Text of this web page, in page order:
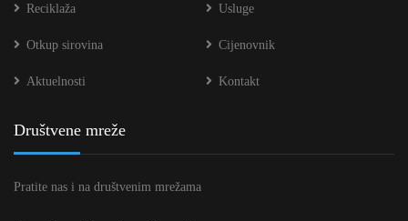
Reciklaža Usluge
Otkup sirovina Cijenovnik
Aktuelnosti Kontakt
Društvene mreže
Pratite nas i na društvenim mrežama